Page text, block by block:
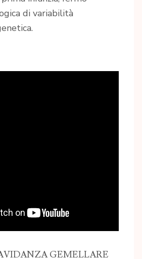
di variabilità
GEMELLARE